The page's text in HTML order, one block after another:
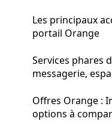
Les principaux
portail Orange
Services phares
messagerie,
Offres Orange :
options à